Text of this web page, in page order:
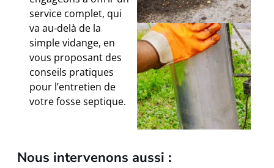
service complet, qui
va au-delà de la
simple vidange, en
vous proposant des
conseils pratiques
pour l’entretien de
votre fosse septique.
Nous intervenons aussi :